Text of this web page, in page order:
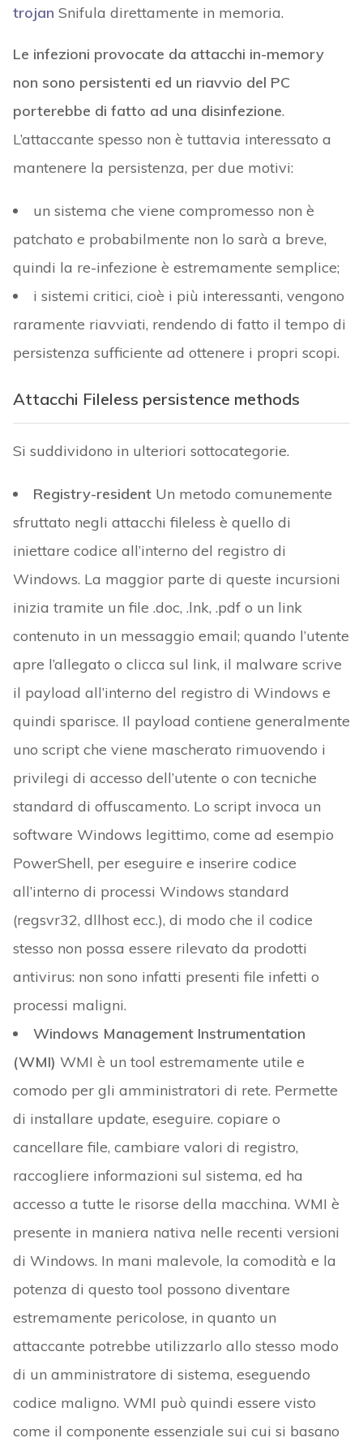
trojan Snifula direttamente in memoria.
Le infezioni provocate da attacchi in-memory
non sono persistenti ed un riavvio del PC
porterebbe di fatto ad una disinfezione.
L’attaccante spesso non è tuttavia interessato a
mantenere la persistenza, per due motivi:
un sistema che viene compromesso non è
patchato e probabilmente non lo sarà a breve,
quindi la re-infezione è estremamente semplice;
i sistemi critici, cioè i più interessanti, vengono
raramente riavviati, rendendo di fatto il tempo di
persistenza sufficiente ad ottenere i propri scopi.
Attacchi Fileless persistence methods
Si suddividono in ulteriori sottocategorie.
Registry-resident Un metodo comunemente
sfruttato negli attacchi fileless è quello di
iniettare codice all’interno del registro di
Windows. La maggior parte di queste incursioni
inizia tramite un file .doc, .lnk, .pdf o un link
contenuto in un messaggio email; quando l’utente
apre l’allegato o clicca sul link, il malware scrive
il payload all’interno del registro di Windows e
quindi sparisce. Il payload contiene generalmente
uno script che viene mascherato rimuovendo i
privilegi di accesso dell’utente o con tecniche
standard di offuscamento. Lo script invoca un
software Windows legittimo, come ad esempio
PowerShell, per eseguire e inserire codice
all’interno di processi Windows standard
(regsvr32, dllhost ecc.), di modo che il codice
stesso non possa essere rilevato da prodotti
antivirus: non sono infatti presenti file infetti o
processi maligni.
Windows Management Instrumentation
(WMI) WMI è un tool estremamente utile e
comodo per gli amministratori di rete. Permette
di installare update, eseguire. copiare o
cancellare file, cambiare valori di registro,
raccogliere informazioni sul sistema, ed ha
accesso a tutte le risorse della macchina. WMI è
presente in maniera nativa nelle recenti versioni
di Windows. In mani malevole, la comodità e la
potenza di questo tool possono diventare
estremamente pericolose, in quanto un
attaccante potrebbe utilizzarlo allo stesso modo
di un amministratore di sistema, eseguendo
codice maligno. WMI può quindi essere visto
come il componente essenziale sui cui si basano